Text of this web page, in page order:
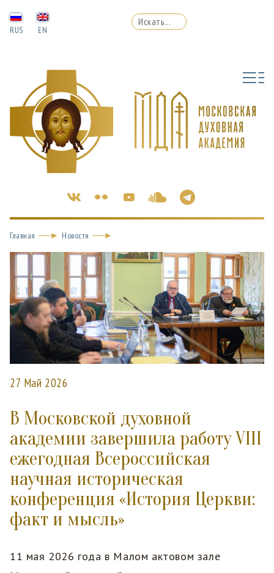
RUS EN
Главная Новости
27 Май 2026
В Московской духовной
академии завершила работу VIII
ежегодная Всероссийская
научная историческая
конференция «История Церкви:
факт и мысль»
11 мая 2026 года в Малом актовом зале